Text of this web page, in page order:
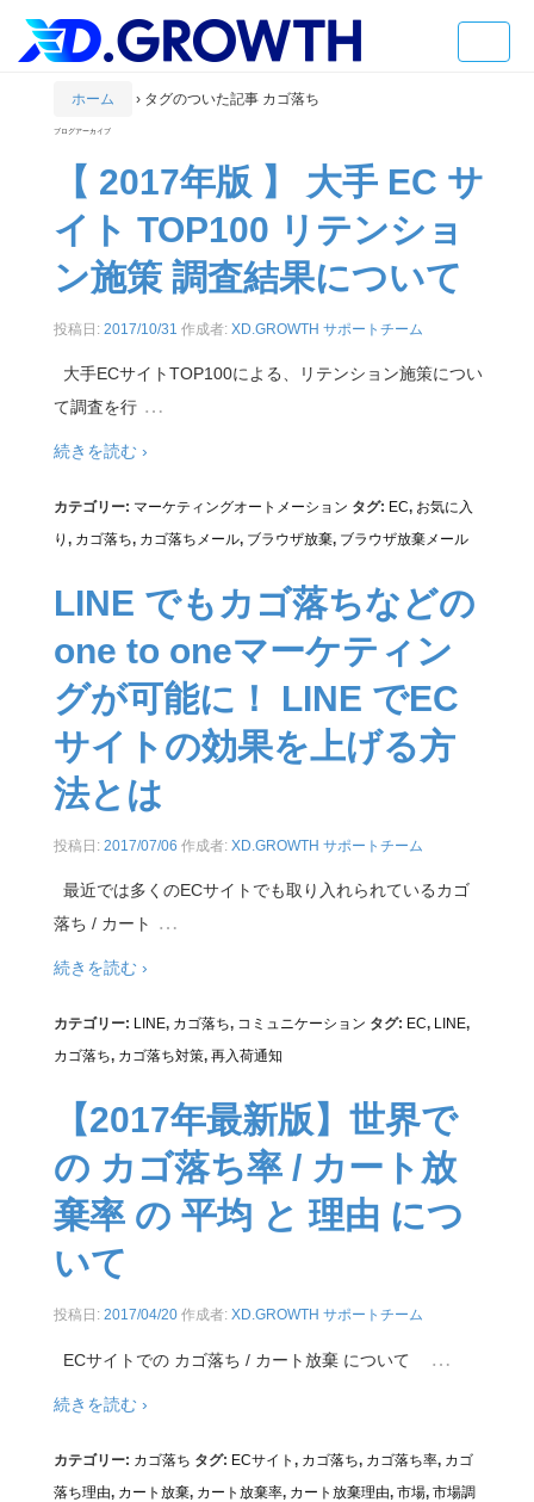
ホーム › タグのついた記事 カゴ落ち
ブログアーカイブ
【 2017年版 】 大手 EC サ
イト TOP100 リテンショ
ン施策 調査結果について
投稿日: 2017/10/31 作成者: XD.GROWTH サポートチーム
大手ECサイトTOP100による、リテンション施策につい
て調査を行 …
続きを読む ›
カテゴリー: マーケティングオートメーション タグ: EC, お気に入
り , カゴ落ち, カゴ落ちメール, ブラウザ放棄, ブラウザ放棄メール
LINE でもカゴ落ちなどの
one to oneマーケティン
グが可能に！ LINE でEC
サイトの効果を上げる方
法とは
投稿日: 2017/07/06 作成者: XD.GROWTH サポートチーム
最近では多くのECサイトでも取り入れられているカゴ
落ち / カート
…
続きを読む ›
カテゴリー: LINE, カゴ落ち, コミュニケーション タグ: EC, LINE,
カゴ落ち, カゴ落ち対策, 再入荷通知
【2017年最新版】世界で
の カゴ落ち率 / カート放
棄率 の 平均 と 理由 につ
いて
投稿日: 2017/04/20作成者: XD.GROWTH サポートチーム
ECサイトでの カゴ落ち / カート放棄 について …
続きを読む ›
カテゴリー: カゴ落ち タグ: ECサイト , カゴ落ち, カゴ落ち率, カゴ
落ち理由, カート放棄, カート放棄率, カート放棄理由, 市場, 市場調